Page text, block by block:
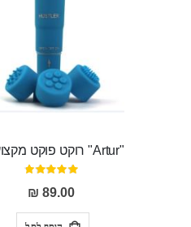
דירוג:
89.00 ₪